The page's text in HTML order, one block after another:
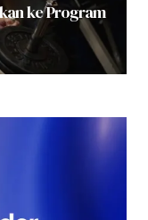
ke Program